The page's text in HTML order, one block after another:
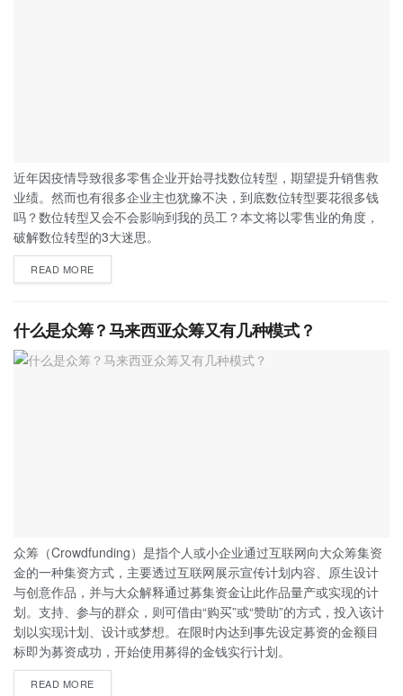
近年因疫情导致很多零售企业开始寻找数位转型，期望提升销售救
业绩。然而也有很多企业主也犹豫不决，到底数位转型要花很多钱
吗？数位转型又会不会影响到我的员工？本文将以零售业的角度，
破解数位转型的3大迷思。
READ MORE
什么是众筹？马来西亚众筹又有几种模式？
众筹（Crowdfunding）是指个人或小企业通过互联网向大众筹集资
金的一种集资方式，主要透过互联网展示宣传计划内容、原生设计
与创意作品，并与大众解释通过募集资金让此作品量产或实现的计
划。支持、参与的群众，则可借由“购买”或“赞助”的方式，投入该计
划以实现计划、设计或梦想。在限时内达到事先设定募资的金额目
标即为募资成功，开始使用募得的金钱实行计划。
READ MORE